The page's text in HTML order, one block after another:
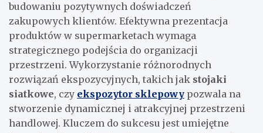
budowaniu pozytywnych doświadczeń
zakupowych klientów. Efektywna prezentacja
produktów w supermarketach wymaga
strategicznego podejścia do organizacji
przestrzeni. Wykorzystanie różnorodnych
rozwiązań ekspozycyjnych, takich jak stojaki
siatkowe, czy ekspozytor sklepowy pozwala na
stworzenie dynamicznej i atrakcyjnej przestrzeni
handlowej. Kluczem do sukcesu jest umiejętne